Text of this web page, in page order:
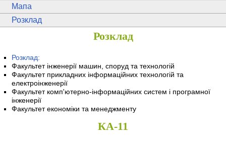
Мапа
Розклад
Розклад
Розклад:
Факультет інженерії машин, споруд та технологій
Факультет прикладних інформаційних технологій та
електроінженерії
Факультет комп'ютерно-інформаційних систем і програмної
інженерії
Факультет економіки та менеджменту
КА-11